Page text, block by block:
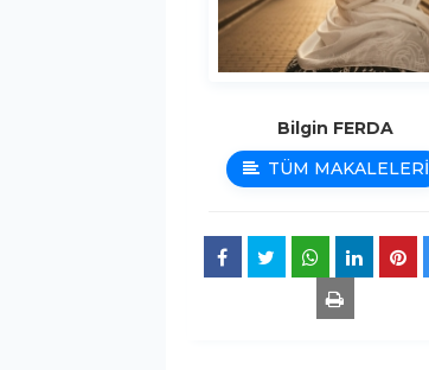
Bilgin FERDA
TÜM MAKALELERİ